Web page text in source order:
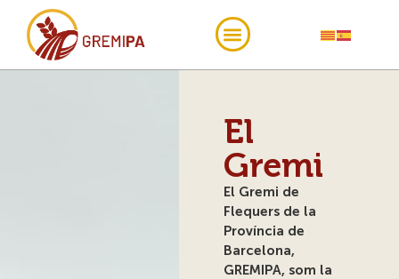
El
Gremi
El Gremi de
Flequers de la
Província de
Barcelona,
GREMIPA, som la